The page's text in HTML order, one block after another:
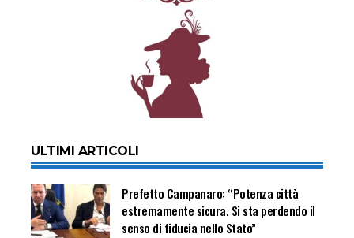
ULTIMI ARTICOLI
Prefetto Campanaro: “Potenza città
estremamente sicura. Si sta perdendo il
senso di fiducia nello Stato”